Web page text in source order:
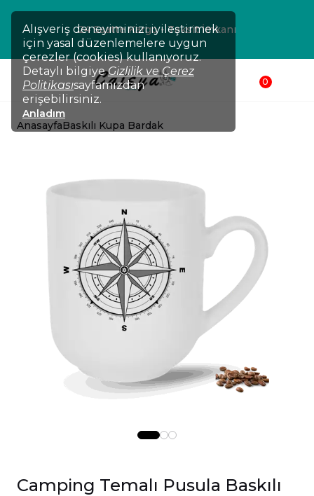
Alışveriş deneyiminizi iyileştirmek
için yasal düzenlemelere uygun
çerezler (cookies) kullanıyoruz.
Detaylı bilgiye Gizlilik ve Çerez
Politikasısayfamızdan
erişebilirsiniz.
Anladım
24 Saatte Kargo - Taksit İmkanı
0
AnasayfaBaskılı Kupa Bardak
Camping Temalı Pusula Baskılı